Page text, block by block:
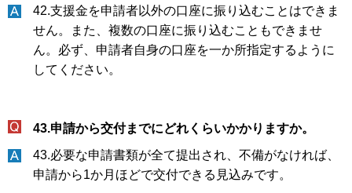
42.支援金を申請者以外の口座に振り込むことはできま
せん。また、複数の口座に振り込むこともできませ
ん。必ず、申請者自身の口座を一か所指定するように
してください。
43.申請から交付までにどれくらいかかりますか。
43.必要な申請書類が全て提出され、不備がなければ、
申請から1か月ほどで交付できる見込みです。